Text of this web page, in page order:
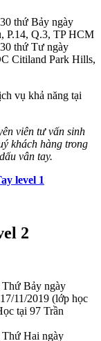
thứ Bảy ngày
P.14, Q.3, TP HCM
thứ Tư ngày
Citiland Park Hills,
vụ khả năng tại
viên tư vấn sinh
khách hàng trong
vân tay.
level 1
2
Bảy ngày
11/2019 (lớp học
tại 97 Trần
Thứ Hai ngày